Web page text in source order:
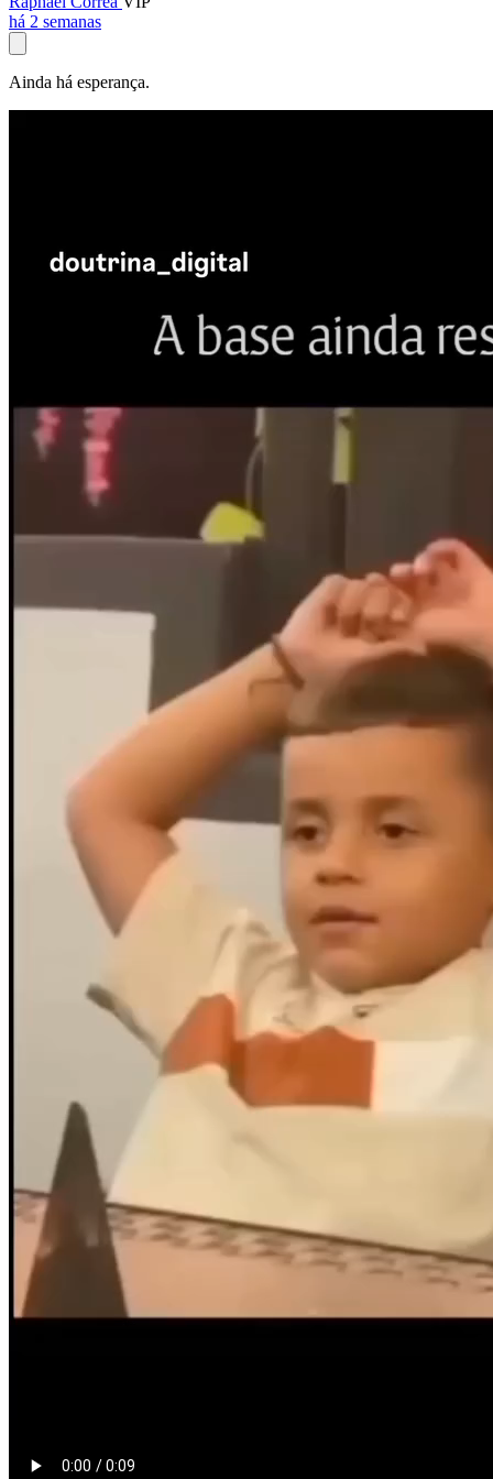
há 2 semanas
Ainda há esperança.